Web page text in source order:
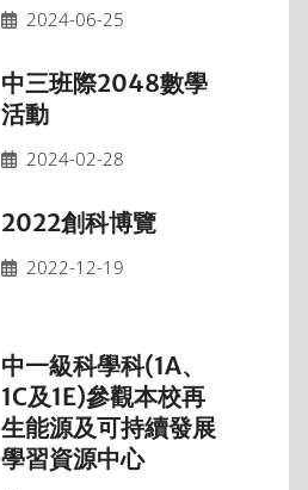
2024-06-25
中三班際2048數學
活動
2024-02-28
2022創科博覽
2022-12-19
中一級科學科(1A、
1C及1E)參觀本校再
生能源及可持續發展
學習資源中心